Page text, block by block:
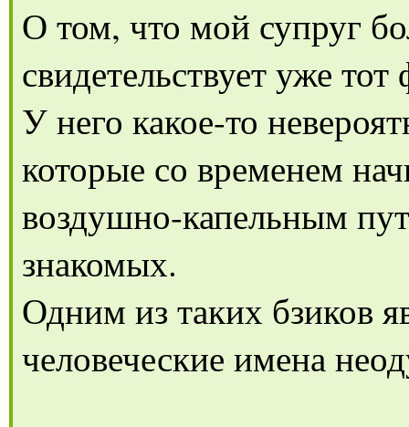
О том, что мой супруг
свидетельствует уже
У него какое-то
которые со временем
воздушно-капельным
знакомых.
Одним из таких бзиков
человеческие имена